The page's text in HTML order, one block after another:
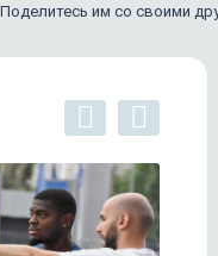
им со своими